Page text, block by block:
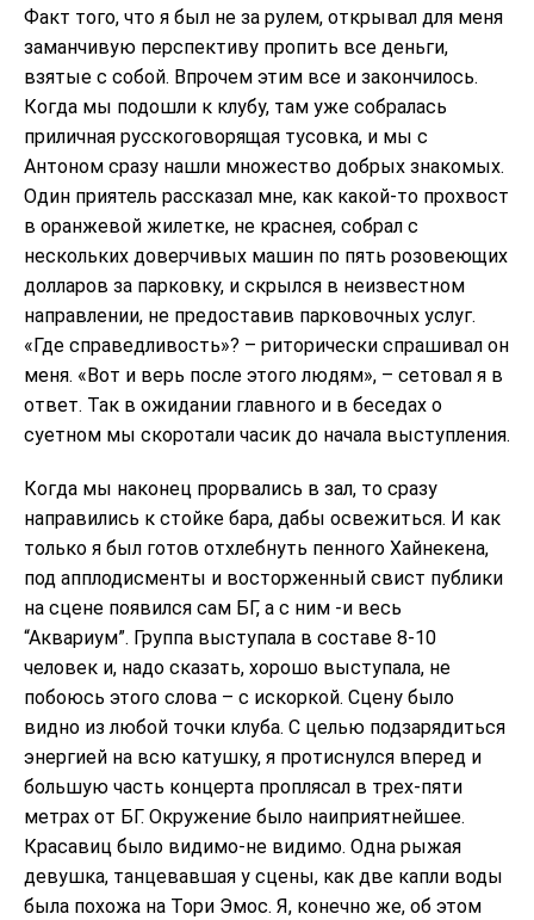
Факт того, что я был не за рулем, открывал для меня
заманчивую перспективу пропить все деньги,
взятые с собой. Впрочем этим все и закончилось.
Когда мы подошли к клубу, там уже собралась
приличная русскоговорящая тусовка, и мы с
Антоном сразу нашли множество добрых знакомых.
Один приятель рассказал мне, как какой-то прохвост
в оранжевой жилетке, не краснея, собрал с
нескольких доверчивых машин по пять розовеющих
долларов за парковку, и скрылся в неизвестном
направлении, не предоставив парковочных услуг.
«Где справедливость»? – риторически спрашивал он
меня. «Вот и верь после этого людям», – сетовал я в
ответ. Так в ожидании главного и в беседах о
суетном мы скоротали часик до начала выступления.
Когда мы наконец прорвались в зал, то сразу
направились к стойке бара, дабы освежиться. И как
только я был готов отхлебнуть пенного Хайнекена,
под апплодисменты и восторженный свист публики
на сцене появился сам БГ, а с ним -и весь
“Аквариум”. Группа выступала в составе 8-10
человек и, надо сказать, хорошо выступала, не
побоюсь этого слова – с искоркой. Сцену было
видно из любой точки клуба. С целью подзарядиться
энергией на всю катушку, я протиснулся вперед и
большую часть концерта проплясал в трех-пяти
метрах от БГ. Окружение было наиприятнейшее.
Красавиц было видимо-не видимо. Одна рыжая
девушка, танцевавшая у сцены, как две капли воды
была похожа на Тори Эмос. Я, конечно же, об этом